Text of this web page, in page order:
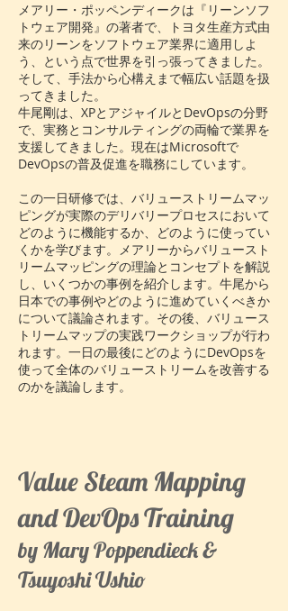
メアリー・ポッペンディークは『リーンソフ
トウェア開発』の著者で、トヨタ生産方式由
来のリーンをソフトウェア業界に適用しよ
う、という点で世界を引っ張ってきました。
そして、手法から心構えまで幅広い話題を扱
ってきました。
牛尾剛は、XPとアジャイルとDevOpsの分野
で、実務とコンサルティングの両輪で業界を
支援してきました。現在はMicrosoftで
DevOpsの普及促進を職務にしています。
この一日研修では、バリューストリームマッ
ピングが実際のデリバリープロセスにおいて
どのように機能するか、どのように使ってい
くかを学びます。メアリーからバリュースト
リームマッピングの理論とコンセプトを解説
し、いくつかの事例を紹介します。牛尾から
日本での事例やどのように進めていくべきか
について議論されます。その後、バリュース
トリームマップの実践ワークショップが行わ
れます。一日の最後にどのようにDevOpsを
使って全体のバリューストリームを改善する
のかを議論します。
Value Steam Mapping
and DevOps Training
by Mary Poppendieck &
Tsuyoshi Ushio